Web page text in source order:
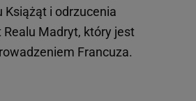
Książąt i odrzucenia
Madryt, który jest
Francuza.